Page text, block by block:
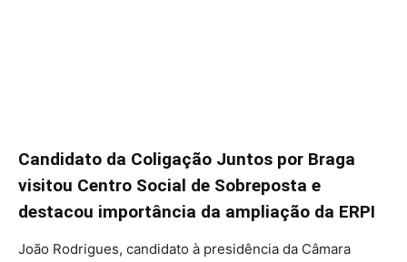
Candidato da Coligação Juntos por Braga
visitou Centro Social de Sobreposta e
destacou importância da ampliação da ERPI
João Rodrigues, candidato à presidência da Câmara